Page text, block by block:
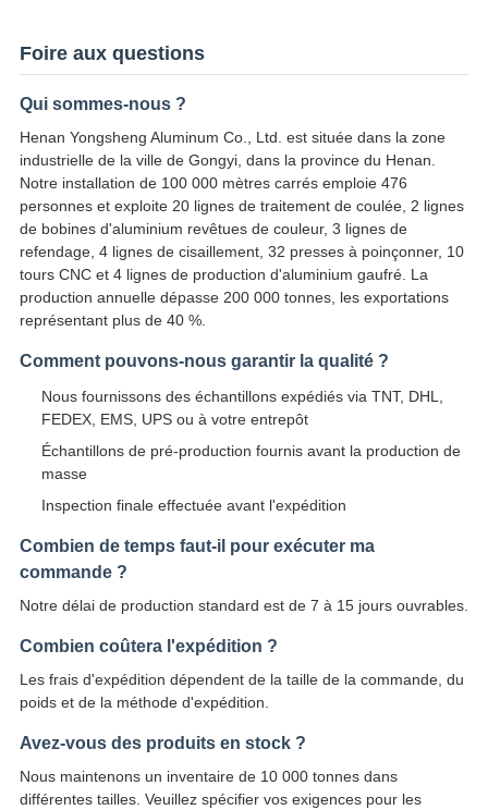
Foire aux questions
Qui sommes-nous ?
Henan Yongsheng Aluminum Co., Ltd. est située dans la zone
industrielle de la ville de Gongyi, dans la province du Henan.
Notre installation de 100 000 mètres carrés emploie 476
personnes et exploite 20 lignes de traitement de coulée, 2 lignes
de bobines d'aluminium revêtues de couleur, 3 lignes de
refendage, 4 lignes de cisaillement, 32 presses à poinçonner, 10
tours CNC et 4 lignes de production d'aluminium gaufré. La
production annuelle dépasse 200 000 tonnes, les exportations
représentant plus de 40 %.
Comment pouvons-nous garantir la qualité ?
Nous fournissons des échantillons expédiés via TNT, DHL,
FEDEX, EMS, UPS ou à votre entrepôt
Échantillons de pré-production fournis avant la production de
masse
Inspection finale effectuée avant l'expédition
Combien de temps faut-il pour exécuter ma
commande ?
Notre délai de production standard est de 7 à 15 jours ouvrables.
Combien coûtera l'expédition ?
Les frais d'expédition dépendent de la taille de la commande, du
poids et de la méthode d'expédition.
Avez-vous des produits en stock ?
Nous maintenons un inventaire de 10 000 tonnes dans
différentes tailles. Veuillez spécifier vos exigences pour les